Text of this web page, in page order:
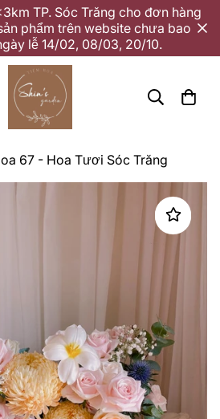
TP. Sóc Trăng cho đơn hàng
phẩm trên website chưa bao
lễ 14/02, 08/03, 20/10.
67 - Hoa Tươi Sóc Trăng